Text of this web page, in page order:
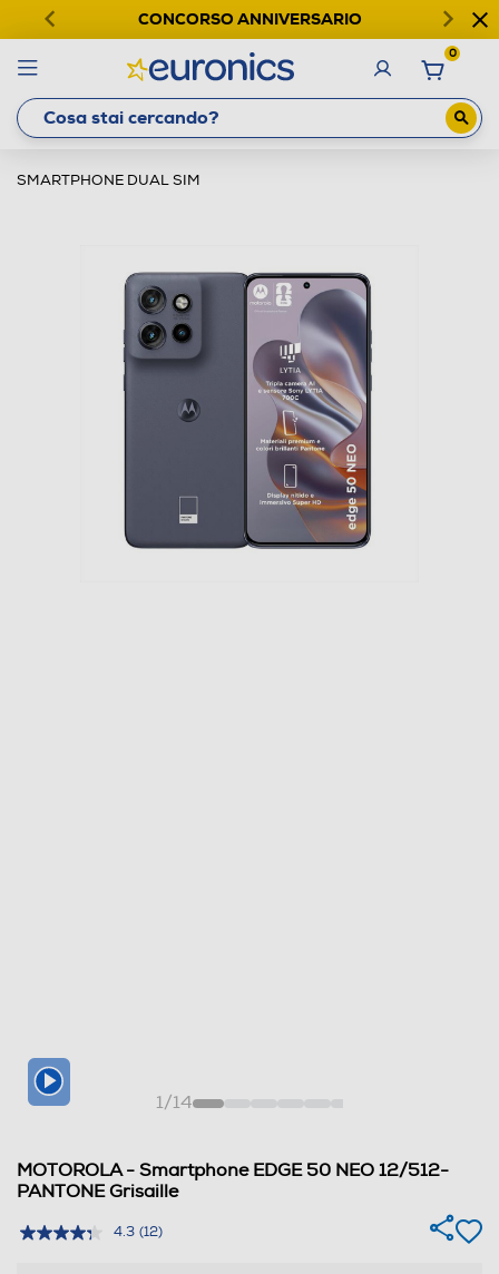
CONCORSO ANNIVERSARIO
0
SMARTPHONE DUAL SIM
1/14
MOTOROLA - Smartphone EDGE 50 NEO 12/512-
PANTONE Grisaille
4.3 (12)